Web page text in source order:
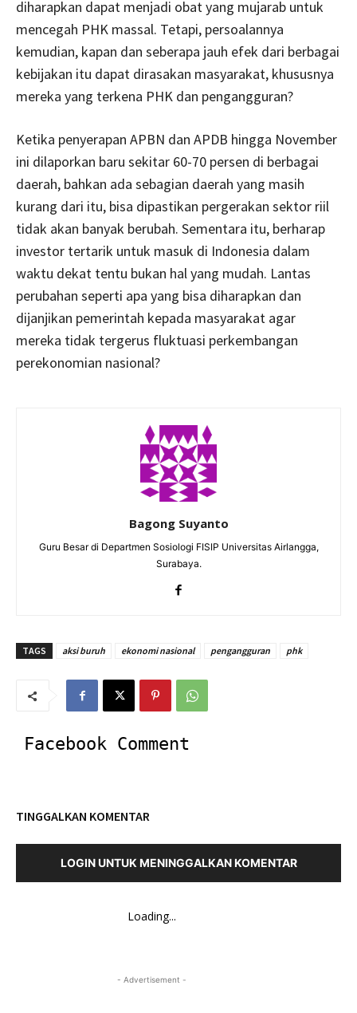
diharapkan dapat menjadi obat yang mujarab untuk
mencegah PHK massal. Tetapi, persoalannya
kemudian, kapan dan seberapa jauh efek dari berbagai
kebijakan itu dapat dirasakan masyarakat, khususnya
mereka yang terkena PHK dan pengangguran?
Ketika penyerapan APBN dan APDB hingga November
ini dilaporkan baru sekitar 60-70 persen di berbagai
daerah, bahkan ada sebagian daerah yang masih
kurang dari itu, bisa dipastikan pergerakan sektor riil
tidak akan banyak berubah. Sementara itu, berharap
investor tertarik untuk masuk di Indonesia dalam
waktu dekat tentu bukan hal yang mudah. Lantas
perubahan seperti apa yang bisa diharapkan dan
dijanjikan pemerintah kepada masyarakat agar
mereka tidak tergerus fluktuasi perkembangan
perekonomian nasional?
Bagong Suyanto
Guru Besar di Departmen Sosiologi FISIP Universitas Airlangga,
Surabaya.
TAGS aksi buruh ekonomi nasional pengangguran phk
Facebook Comment
TINGGALKAN KOMENTAR
LOGIN UNTUK MENINGGALKAN KOMENTAR
Loading...
- Advertisement -